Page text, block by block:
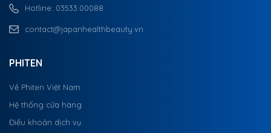
Hotline: 03533.00088
contact@japanhealthbeauty.vn
PHITEN
Về Phiten Việt Nam
Hệ thống cửa hàng
Điều khoản dịch vụ